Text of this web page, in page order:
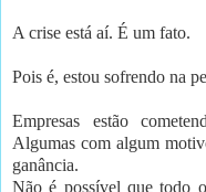
A crise está aí. É um fato.
Pois é, estou sofrendo na
Empresas estão
Algumas com algum
ganância.
Não é possível que todo